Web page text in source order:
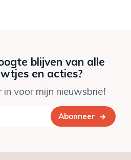
blijven van alle
en acties?
in voor mijn nieuwsbrief
Abonneer